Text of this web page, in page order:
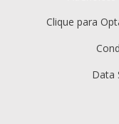
Clique para
Data